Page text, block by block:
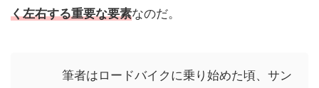
く左右する重要な要素なのだ。
筆者はロードバイクに乗り始めた頃、サン